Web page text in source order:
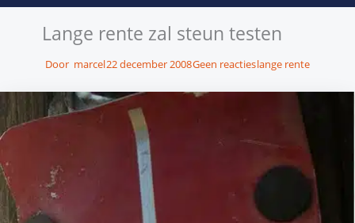
Lange rente zal steun testen
Door marcel22 december 2008Geen reactieslange rente